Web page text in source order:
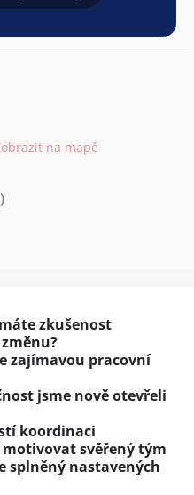
na mapě
zkušenost
zajímavou pracovní
jsme nově otevřeli
koordinaci
svěřený tým
splněný nastavených